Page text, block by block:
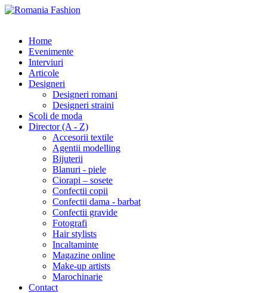
Home
Evenimente
Interviuri
Articole
Designeri
Designeri romani
Designeri straini
Scoli de moda
Director (A - Z)
Accesorii textile
Agentii modelling
Bijuterii
Blanuri - piele
Ciorapi – sosete
Confectii copii
Confectii dama - barbat
Confectii gravide
Fotografi
Hair stylists
Incaltaminte
Magazine online
Make-up artists
Marochinarie
Contact